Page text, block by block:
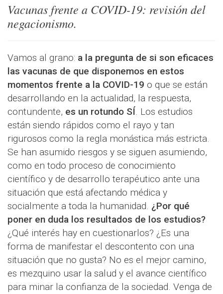
Vacunas frente a COVID-19: revisión del
negacionismo.
Vamos al grano: a la pregunta de si son eficaces
las vacunas de que disponemos en estos
momentos frente a la COVID-19 o que se están
desarrollando en la actualidad, la respuesta,
contundente, es un rotundo SÍ. Los estudios
están siendo rápidos como el rayo y tan
rigurosos como la regla monástica más estricta.
Se han asumido riesgos y se siguen asumiendo,
como en todo proceso de conocimiento
científico y de desarrollo terapéutico ante una
situación que está afectando médica y
socialmente a toda la humanidad. ¿Por qué
poner en duda los resultados de los estudios?
¿Qué interés hay en cuestionarlos? ¿Es una
forma de manifestar el descontento con una
situación que no gusta? No es el mejor camino,
es mezquino usar la salud y el avance científico
para minar la confianza de la sociedad. Venga de